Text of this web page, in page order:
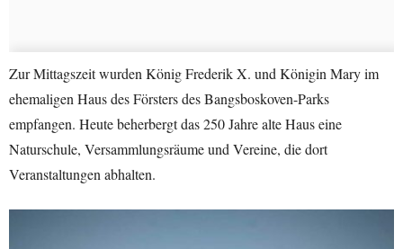
Zur Mittagszeit wurden König Frederik X. und Königin Mary im
ehemaligen Haus des Försters des Bangsboskoven-Parks
empfangen. Heute beherbergt das 250 Jahre alte Haus eine
Naturschule, Versammlungsräume und Vereine, die dort
Veranstaltungen abhalten.